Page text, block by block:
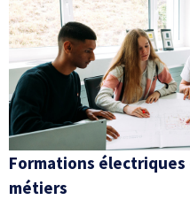
Formations
métiers